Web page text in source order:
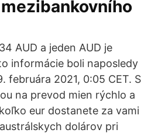
AUD a jeden AUD je
informácie boli naposledy
februára 2021, 0:05 CET. S
na prevod mien rýchlo a
eur dostanete za vami
dolárov pri